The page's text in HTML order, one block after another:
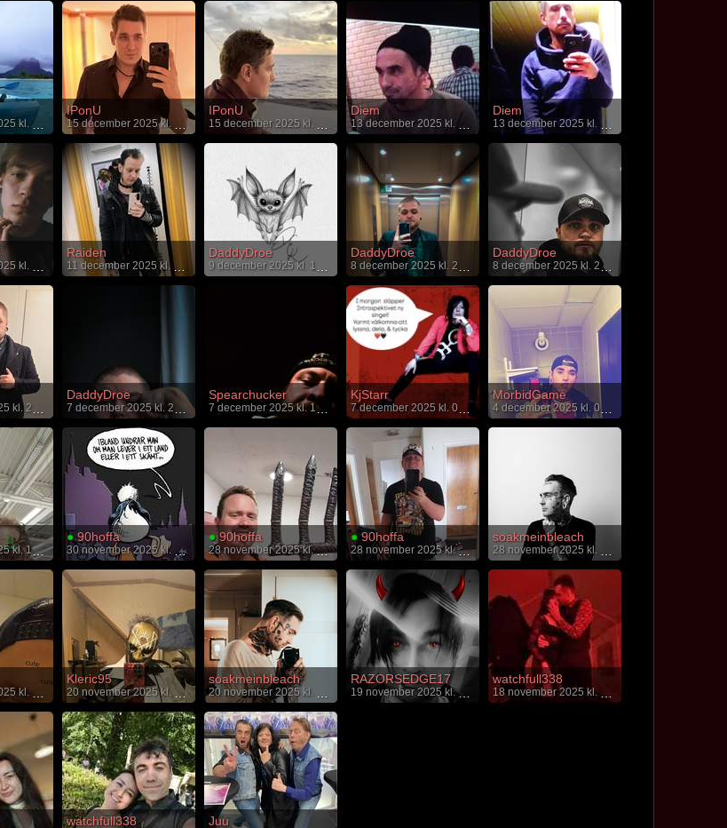
15 december 2025 kl. 16:29
IPonU
IPonU
Diem
Diem
Raiden
11 december 2025 kl. 01:24
DaddyDroe
9 december 2025 kl. 18:49
DaddyDroe
DaddyDroe
8 december 2025 kl. 20:58
7 december 2025 kl. 21:13
DaddyDroe
7 december 2025 kl. 21:13
Spearchucker
7 december 2025 kl. 18:48
KjStarr
7 december 2025 kl. 08:08
MorbidGame
4 december 2025 kl. 06:36
2 december 2025 kl. 16:27
●90hoffa
30 november 2025 kl. 19:06
●90hoffa
28 november 2025 kl. 21:19
●90hoffa
28 november 2025 kl. 21:18
soakmeinbleach
Kleric95
20 november 2025 kl. 22:04
soakmeinbleach
RAZORSEDGE17
19 november 2025 kl. 17:12
watchfull338
18 november 2025 kl. 10:01
watchfull338 Juu